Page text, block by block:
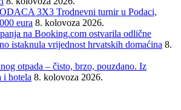
3X3 Trodnevni turnir u Podaci,
eura 8. kolovoza 2026.
na Booking.com ostvarila odlične
istaknula vrijednost hrvatskih domaćina 8.
otpada – čisto, brzo, pouzdano. Iz
i hotela 8. kolovoza 2026.